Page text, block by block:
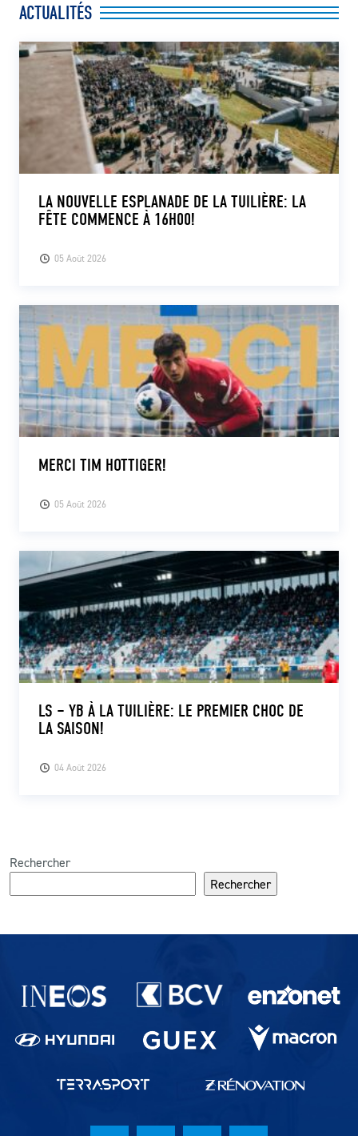
ACTUALITÉS
05 Août 2026
LA NOUVELLE ESPLANADE DE LA TUILIÈRE: LA
FÊTE COMMENCE À 16H00!
05 Août 2026
MERCI TIM HOTTIGER!
04 Août 2026
LS – YB À LA TUILIÈRE: LE PREMIER CHOC DE
LA SAISON!
Rechercher
Rechercher
Partenaires du lausanne-Sport